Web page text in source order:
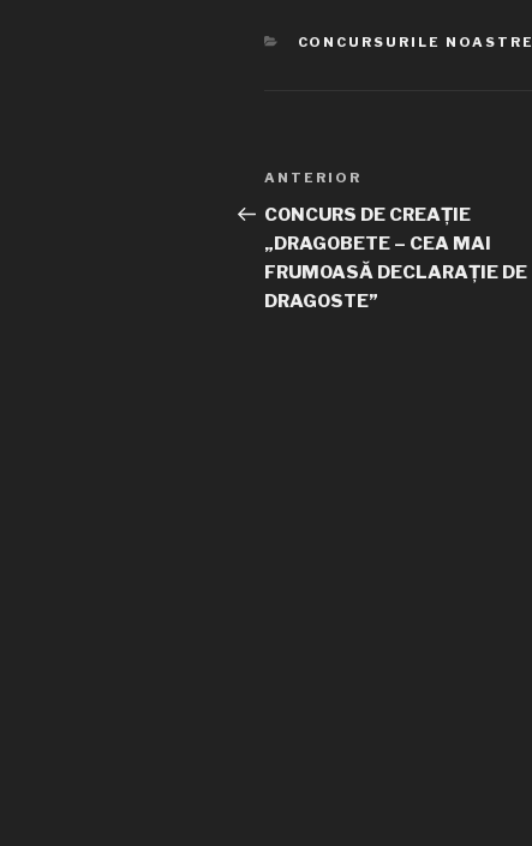
CATEGORII
CONCURSURILE NOASTRE
Navigare
în
articole
Articolul
anterior
ANTERIOR
CONCURS DE CREAȚIE
„DRAGOBETE – CEA MAI
FRUMOASĂ DECLARAȚIE DE
DRAGOSTE”